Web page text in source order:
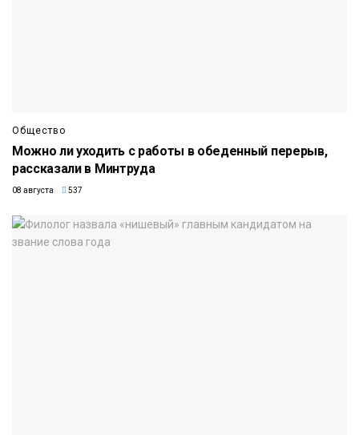
Общество
Можно ли уходить с работы в обеденный перерыв,
рассказали в Минтруда
08 августа 537